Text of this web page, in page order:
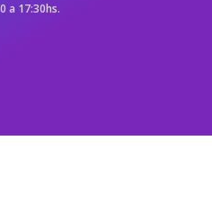
a 17:30hs.